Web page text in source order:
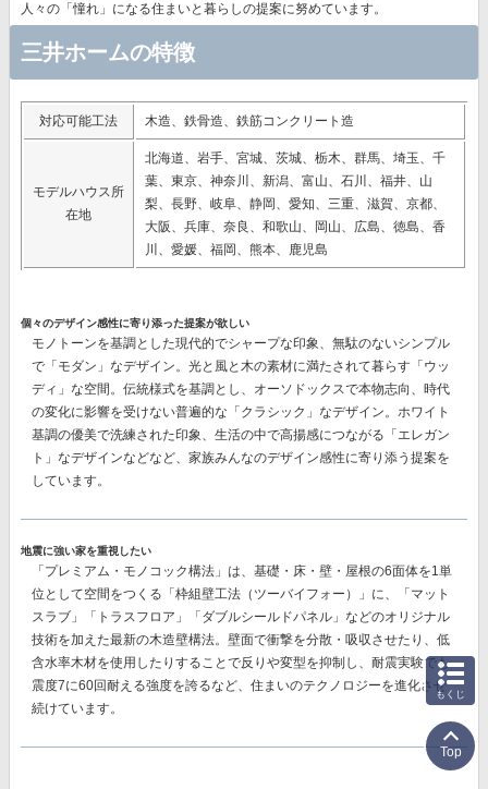
人々の「憧れ」になる住まいと暮らしの提案に努めています。
三井ホームの特徴
対応可能工法 木造、鉄骨造、鉄筋コンクリート造
モデルハウス所
在地
北海道、岩手、宮城、茨城、栃木、群馬、埼玉、千
葉、東京、神奈川、新潟、富山、石川、福井、山
梨、長野、岐阜、静岡、愛知、三重、滋賀、京都、
大阪、兵庫、奈良、和歌山、岡山、広島、徳島、香
川、愛媛、福岡、熊本、鹿児島
個々のデザイン感性に寄り添った提案が欲しい
モノトーンを基調とした現代的でシャープな印象、無駄のないシンプル
で「モダン」なデザイン。光と風と木の素材に満たされて暮らす「ウッ
ディ」な空間。伝統様式を基調とし、オーソドックスで本物志向、時代
の変化に影響を受けない普遍的な「クラシック」なデザイン。ホワイト
基調の優美で洗練された印象、生活の中で高揚感につながる「エレガン
ト」なデザインなどなど、 家族みんなのデザイン感性に寄り添う提案を
しています。
地震に強い家を重視したい
「プレミアム・モノコック構法」 は、基礎・床・壁・屋根の6面体を1単
位として空間をつくる「枠組壁工法（ツーバイフォー）」に、「マット
スラブ」「トラスフロア」「ダブルシールドパネル」などのオリジナル
技術を加えた最新の木造壁構法。壁面で衝撃を分散・吸収させたり、低
含水率木材を使用したりすることで反りや変型を抑制し、耐震実験でも
震度7に60回耐える強度を誇るなど、住まいのテクノロジーを進化させ
続けています。
もくじ
Top